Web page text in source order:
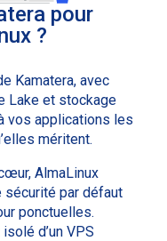
pour
?
Kamatera, avec
Lake et stockage
vos applications les
méritent.
AlmaLinux
par défaut
ponctuelles.
d’un VPS